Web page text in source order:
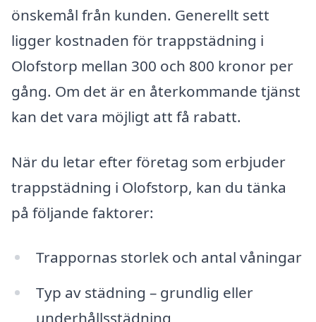
önskemål från kunden. Generellt sett
ligger kostnaden för trappstädning i
Olofstorp mellan 300 och 800 kronor per
gång. Om det är en återkommande tjänst
kan det vara möjligt att få rabatt.
När du letar efter företag som erbjuder
trappstädning i Olofstorp, kan du tänka
på följande faktorer:
Trappornas storlek och antal våningar
Typ av städning – grundlig eller
underhållsstädning